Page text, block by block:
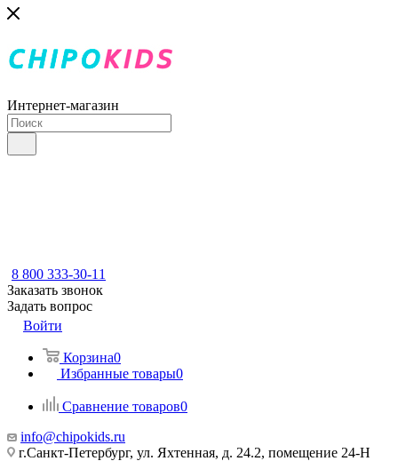
Интернет-магазин
8 800 333-30-11
Заказать звонок
Задать вопрос
Войти
Корзина0
Избранные товары0
Сравнение товаров0
info@chipokids.ru
г.Санкт-Петербург, ул. Яхтенная, д. 24.2, помещение 24-Н